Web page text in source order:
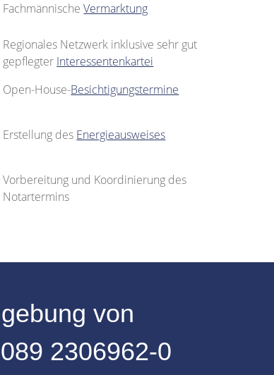
FachmännischeVermarktung
Regionales Netzwerk inklusive sehr gut
gepflegter Interessentenkartei
Open-House-Besichtigungstermine
Erstellung des Energieausweises
Vorbereitung und Koordinierung des
Notartermins
von
089 2306962-0